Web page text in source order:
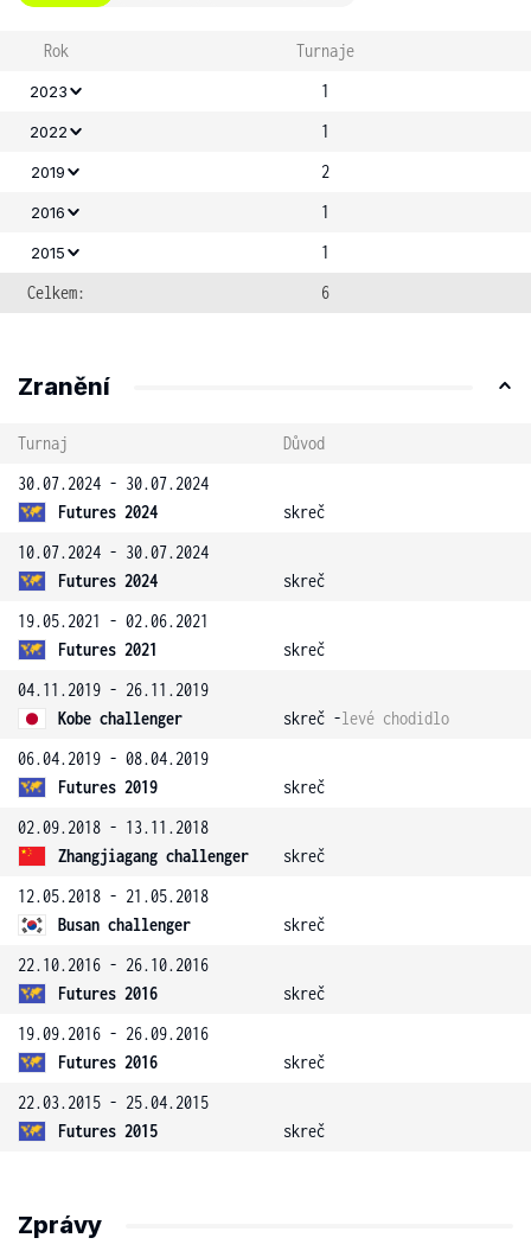
Rok Turnaje
2023 1
2022 1
2019 2
2016 1
2015
1
Celkem:
6
Zranění
Turnaj
Důvod
30.07.2024 - 30.07.2024
Futures 2024
skreč
10.07.2024 - 30.07.2024
Futures 2024
skreč
19.05.2021 - 02.06.2021
Futures 2021
skreč
04.11.2019 - 26.11.2019
Kobe challenger
skreč -levé chodidlo
06.04.2019 - 08.04.2019
Futures 2019
skreč
02.09.2018 - 13.11.2018
Zhangjiagang challenger
skreč
12.05.2018 - 21.05.2018
Busan challenger
skreč
22.10.2016 - 26.10.2016
Futures 2016
skreč
19.09.2016 - 26.09.2016
Futures 2016
skreč
22.03.2015 - 25.04.2015
Futures 2015
skreč
Zprávy